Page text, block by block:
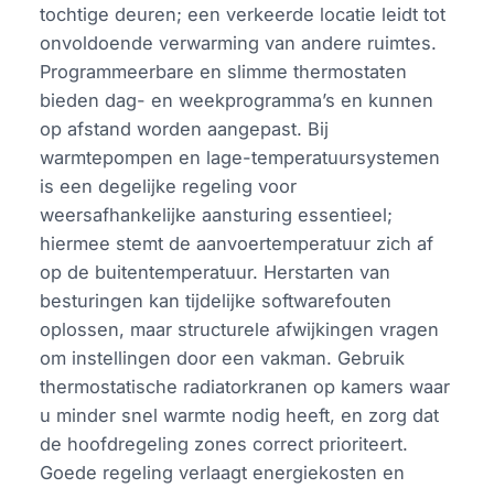
tochtige deuren; een verkeerde locatie leidt tot
onvoldoende verwarming van andere ruimtes.
Programmeerbare en slimme thermostaten
bieden dag- en weekprogramma’s en kunnen
op afstand worden aangepast. Bij
warmtepompen en lage-temperatuursystemen
is een degelijke regeling voor
weersafhankelijke aansturing essentieel;
hiermee stemt de aanvoertemperatuur zich af
op de buitentemperatuur. Herstarten van
besturingen kan tijdelijke softwarefouten
oplossen, maar structurele afwijkingen vragen
om instellingen door een vakman. Gebruik
thermostatische radiatorkranen op kamers waar
u minder snel warmte nodig heeft, en zorg dat
de hoofdregeling zones correct prioriteert.
Goede regeling verlaagt energiekosten en